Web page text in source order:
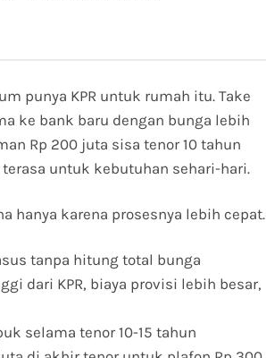
punya KPR untuk rumah itu. Take
ke bank baru dengan bunga lebih
Rp 200 juta sisa tenor 10 tahun
untuk kebutuhan sehari-hari.
hanya karena prosesnya lebih cepat.
tanpa hitung total bunga
dari KPR, biaya provisi lebih besar,
selama tenor 10-15 tahun